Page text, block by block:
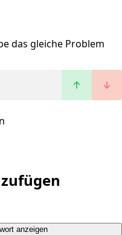
das gleiche Problem
anzeigen